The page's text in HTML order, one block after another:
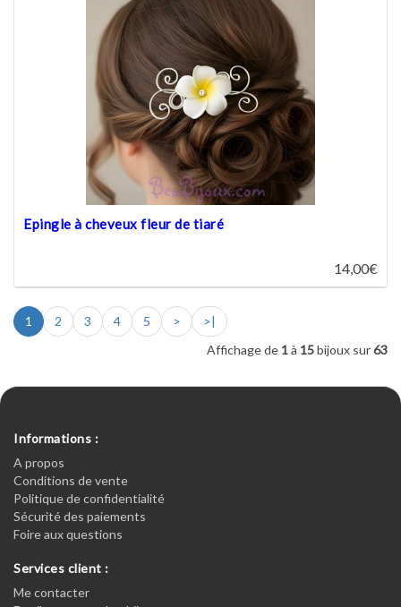
Epingle à cheveux fleur de tiaré
14,00€
1 2 3 4 5 >
>|
Affichage de 1à 15bijoux sur63
Informations :
A propos
Conditions de vente
Politique de confidentialité
Sécurité des paiements
Foire aux questions
Services client :
Me contacter